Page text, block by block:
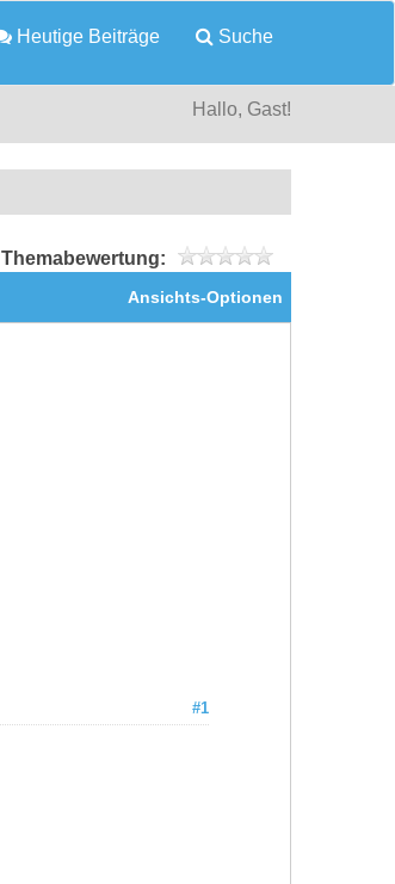
Heutige Beiträge Suche
Hallo, Gast!
Themabewertung:
Ansichts-Optionen
#1